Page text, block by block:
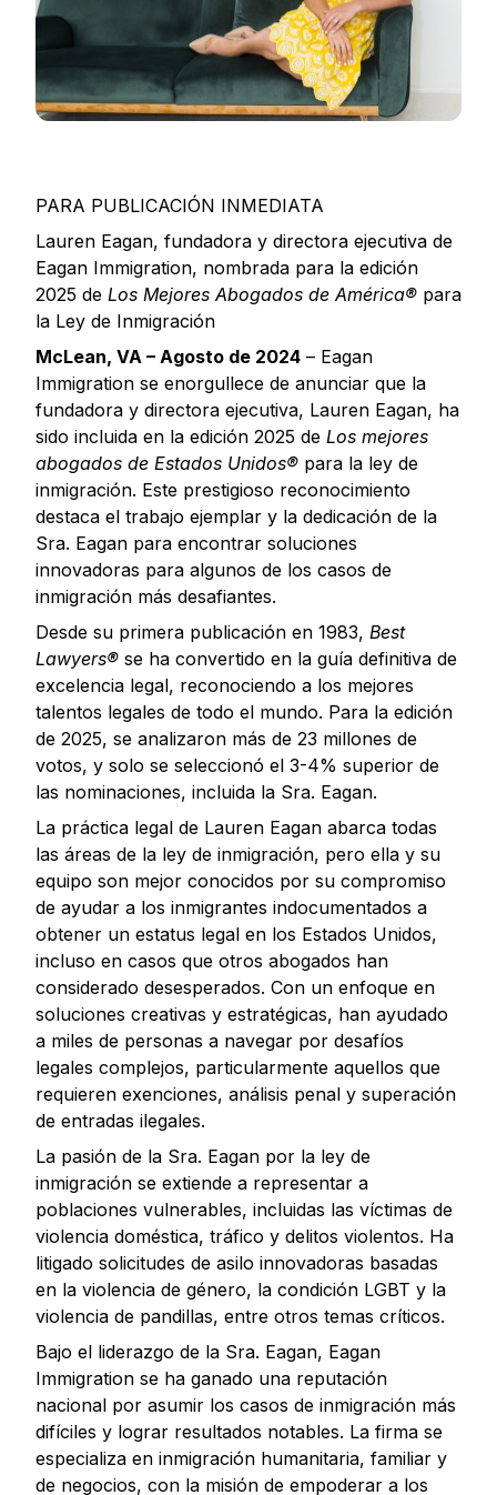
PARA PUBLICACIÓN INMEDIATA
Lauren Eagan, fundadora y directora ejecutiva de
Eagan Immigration, nombrada para la edición
2025 de Los Mejores Abogados de América® para
la Ley de Inmigración
McLean, VA – Agosto de 2024 – Eagan
Immigration se enorgullece de anunciar que la
fundadora y directora ejecutiva, Lauren Eagan, ha
sido incluida en la edición 2025 de Los mejores
abogados de Estados Unidos® para la ley de
inmigración. Este prestigioso reconocimiento
destaca el trabajo ejemplar y la dedicación de la
Sra. Eagan para encontrar soluciones
innovadoras para algunos de los casos de
inmigración más desafiantes.
Desde su primera publicación en 1983, Best
Lawyers® se ha convertido en la guía definitiva de
excelencia legal, reconociendo a los mejores
talentos legales de todo el mundo. Para la edición
de 2025, se analizaron más de 23 millones de
votos, y solo se seleccionó el 3-4% superior de
las nominaciones, incluida la Sra. Eagan.
La práctica legal de Lauren Eagan abarca todas
las áreas de la ley de inmigración, pero ella y su
equipo son mejor conocidos por su compromiso
de ayudar a los inmigrantes indocumentados a
obtener un estatus legal en los Estados Unidos,
incluso en casos que otros abogados han
considerado desesperados. Con un enfoque en
soluciones creativas y estratégicas, han ayudado
a miles de personas a navegar por desafíos
legales complejos, particularmente aquellos que
requieren exenciones, análisis penal y superación
de entradas ilegales.
La pasión de la Sra. Eagan por la ley de
inmigración se extiende a representar a
poblaciones vulnerables, incluidas las víctimas de
violencia doméstica, tráfico y delitos violentos. Ha
litigado solicitudes de asilo innovadoras basadas
en la violencia de género, la condición LGBT y la
violencia de pandillas, entre otros temas críticos.
Bajo el liderazgo de la Sra. Eagan, Eagan
Immigration se ha ganado una reputación
nacional por asumir los casos de inmigración más
difíciles y lograr resultados notables. La firma se
especializa en inmigración humanitaria, familiar y
de negocios, con la misión de empoderar a los